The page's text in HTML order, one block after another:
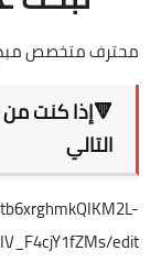
محترف متخصص
🔻إذا كنت
التالي
edit